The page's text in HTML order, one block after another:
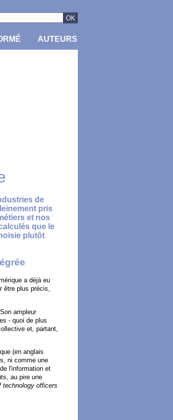
AUTEURS
de
pris
et nos
que le
plutôt
a déjà eu
être plus précis,
ampleur
- quoi de plus
et, partant,
(en anglais
ni comme une
l'information et
au pire une
technology officers